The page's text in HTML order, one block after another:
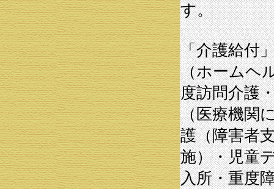
す。
「介護給付
（ホームヘ
度訪問介護
（医療機関
護（障害者
施）・児童
入所・重度